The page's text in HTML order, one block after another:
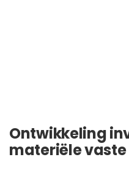
Ontwikkeling
materiële